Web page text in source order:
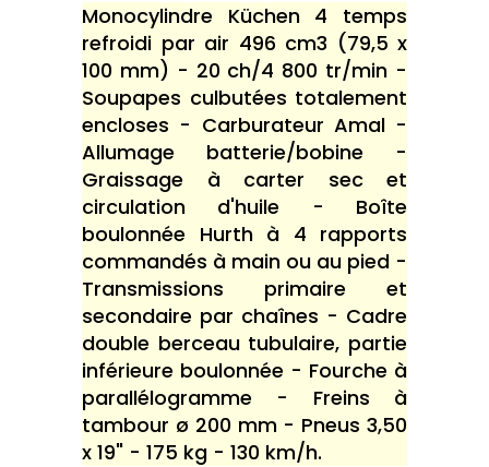
Monocylindre Küchen 4 temps
refroidi par air 496 cm3 (79,5 x
100 mm) - 20 ch/4 800 tr/min -
Soupapes culbutées totalement
encloses - Carburateur Amal -
Allumage batterie/bobine -
Graissage à carter sec et
circulation d'huile - Boîte
boulonnée Hurth à 4 rapports
commandés à main ou au pied -
Transmissions primaire et
secondaire par chaînes - Cadre
double berceau tubulaire, partie
inférieure boulonnée - Fourche à
parallélogramme - Freins à
tambour ø 200 mm - Pneus 3,50
x 19" - 175 kg - 130 km/h.